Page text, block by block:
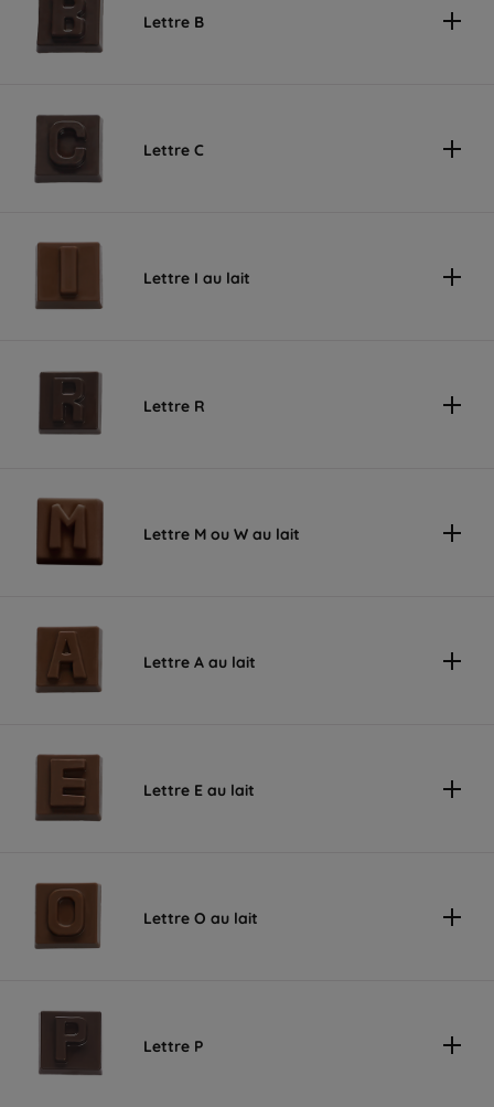
Lettre B
Lettre C
Lettre I au lait
Lettre R
Lettre M ou W au lait
Lettre A au lait
Lettre E au lait
Lettre O au lait
Lettre P